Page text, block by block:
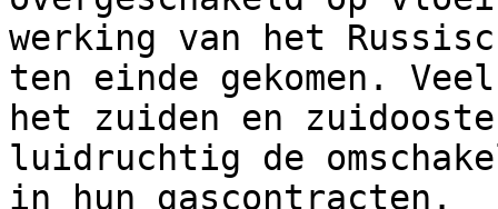
werking van het
ten einde gekomen.
het zuiden en
luidruchtig de
in hun gascontracten.